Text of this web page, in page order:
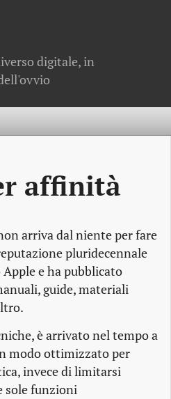
digitale, in
affinità
arriva dal niente per fare
pluridecennale
e ha pubblicato
guide, materiali
è arrivato nel tempo a
modo ottimizzato per
invece di limitarsi
sole funzioni